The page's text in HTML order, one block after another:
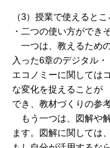
（3）授業で使えるとこ
・二つの使い方ができ
一つは、教えるため
入った6章のデジタル・
エコノミーに関しては
な変化を捉えることが
でき、教材づくりの参
もう一つは、図解や
ます。図解に関しては、